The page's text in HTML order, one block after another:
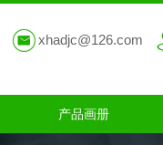
xhadjc@126.com
产品画册